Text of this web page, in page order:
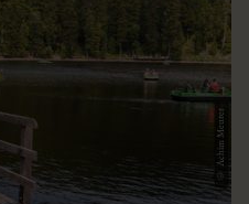
© Achim Meurer